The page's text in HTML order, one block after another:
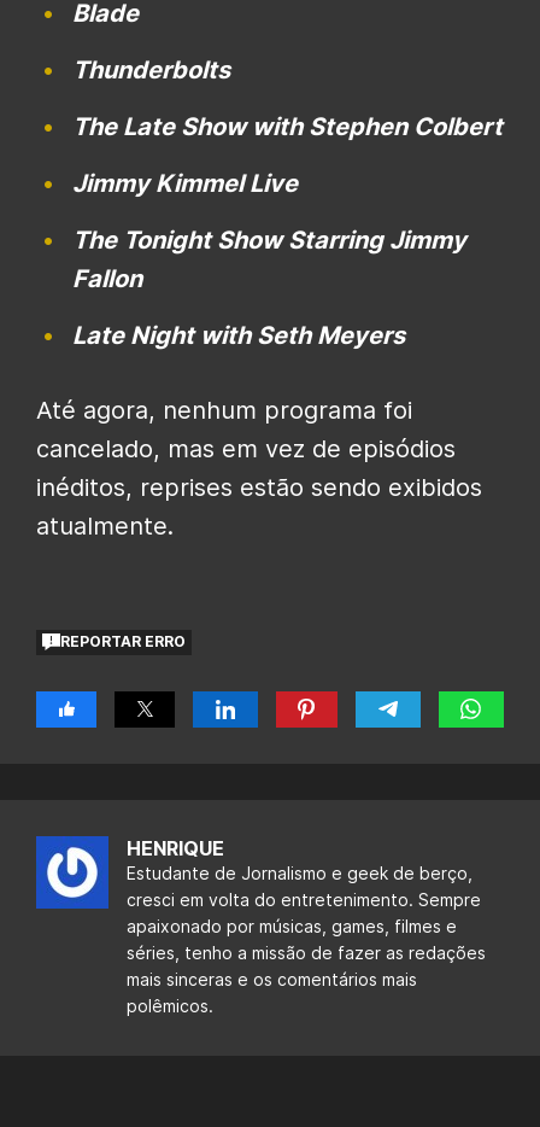
Blade
Thunderbolts
The Late Show with Stephen Colbert
Jimmy Kimmel Live
The Tonight Show Starring Jimmy
Fallon
Late Night with Seth Meyers
Até agora, nenhum programa foi
cancelado, mas em vez de episódios
inéditos, reprises estão sendo exibidos
atualmente.
REPORTAR ERRO
HENRIQUE
Estudante de Jornalismo e geek de berço,
cresci em volta do entretenimento. Sempre
apaixonado por músicas, games, filmes e
séries, tenho a missão de fazer as redações
mais sinceras e os comentários mais
polêmicos.